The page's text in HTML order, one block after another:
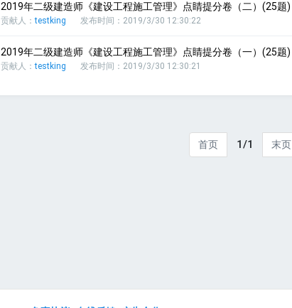
2019年二级建造师《建设工程施工管理》点睛提分卷（二）(25题)
贡献人：testking 发布时间：2019/3/30 12:30:22
2019年二级建造师《建设工程施工管理》点睛提分卷（一）(25题)
贡献人：testking 发布时间：2019/3/30 12:30:21
首页 1/1 末页